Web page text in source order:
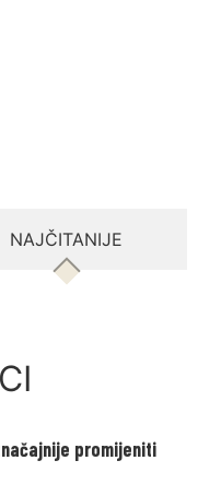
NAJČITANIJE
promijeniti